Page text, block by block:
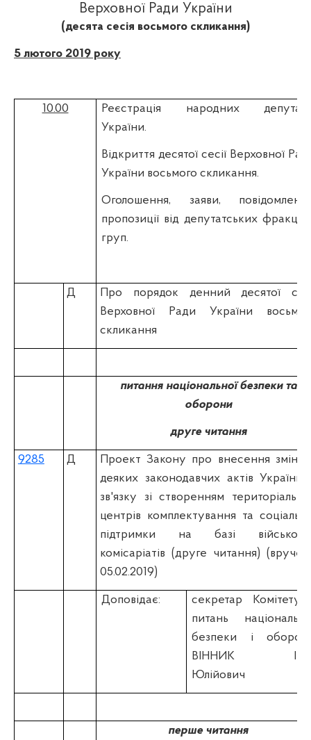
Верховної Ради України
(десята сесія восьмого скликання)
5 лютого 2019 року
10.00
Реєстрація народних
України.
Відкриття десятої сесії Верховної
України восьмого скликання.
Оголошення, заяви,
пропозиції від депутатських фракцій
груп.
Д
Про порядок денний десятої
Верховної Ради України
скликання
питання національної безпеки та
оборони
друге читання
9285 Д
Проект Закону про внесення змін
деяких законодавчих актів України
зв'язку зі створенням
центрів комплектування та
підтримки на базі
комісаріатів (друге читання)
05.02.2019)
Доповідає:
секретар Комітету
питань
безпеки і
ВІННИК
Юлійович
перше читання